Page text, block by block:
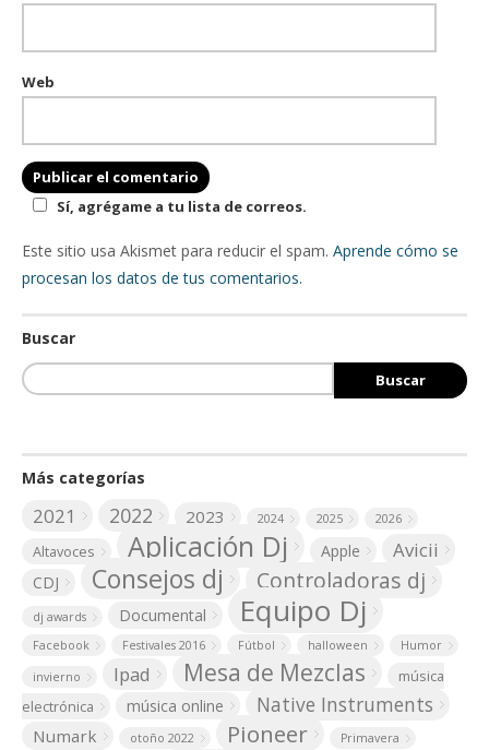
Web
Sí, agrégame a tu lista de correos.
Este sitio usa Akismet para reducir el spam. Aprende cómo se
procesan los datos de tus comentarios.
Buscar
Más categorías
2021 2022 2023 2024 2025 2026
Altavoces Aplicación Dj Apple Avicii
CDJ Consejos dj Controladoras dj
dj awards Documental Equipo Dj
Facebook Festivales 2016 Fútbol halloween Humor
invierno Ipad Mesa de Mezclas
música
electrónica
música online Native Instruments
Numark otoño 2022 Pioneer Primavera